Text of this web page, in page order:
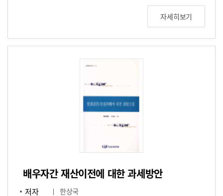
자세히보기
배우자간 재산이전에 대한 과세방안
저자 한상국